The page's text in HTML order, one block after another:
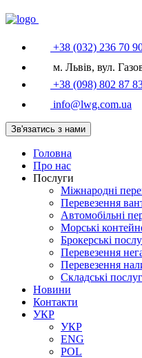
+38 (032) 236 70
м. Львів, вул.
+38 (098) 802 87
info@lwg.com.ua
Зв'язатись з нами
Головна
Про нас
Послуги
Міжнародні
Перевезення
Автомобільні
Морські
Брокерські
Перевезення
Перевезення
Складські
Новини
Контакти
УКР
УКР
ENG
POL